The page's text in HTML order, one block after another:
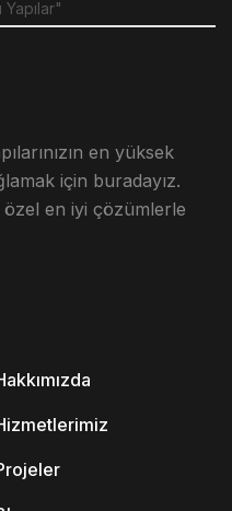
Yapılar"
en yüksek
için buradayız.
özel en iyi çözümlerle